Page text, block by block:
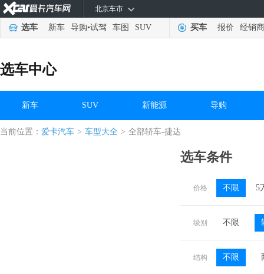
北京车市
选车 新车 导购•试驾 车图 SUV 买车 报价 经销商
选车中心
新车 SUV 新能源 导购
当前位置： 爱卡汽车 > 车型大全 > 全部轿车-捷达
选车条件
价格 不限 5
级别 不限
结构 不限